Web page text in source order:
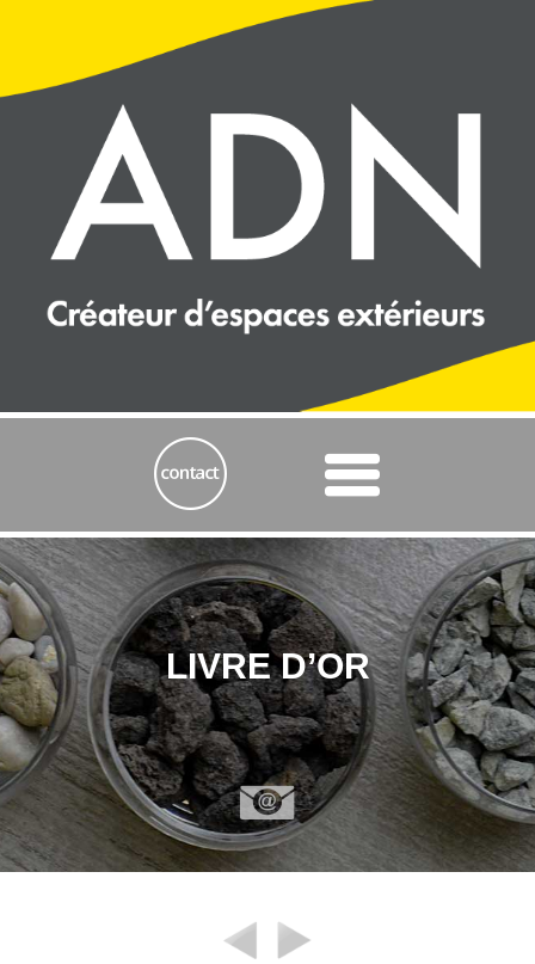
LIVRE D’OR